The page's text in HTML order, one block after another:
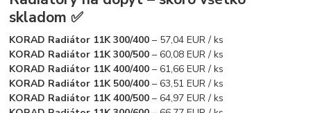
skladom ✅
KORAD Radiátor 11K 300/400 – 57,04 EUR / ks
KORAD Radiátor 11K 300/500 – 60,08 EUR / ks
KORAD Radiátor 11K 400/400 – 61,66 EUR / ks
KORAD Radiátor 11K 500/400 – 63,51 EUR / ks
KORAD Radiátor 11K 400/500 – 64,97 EUR / ks